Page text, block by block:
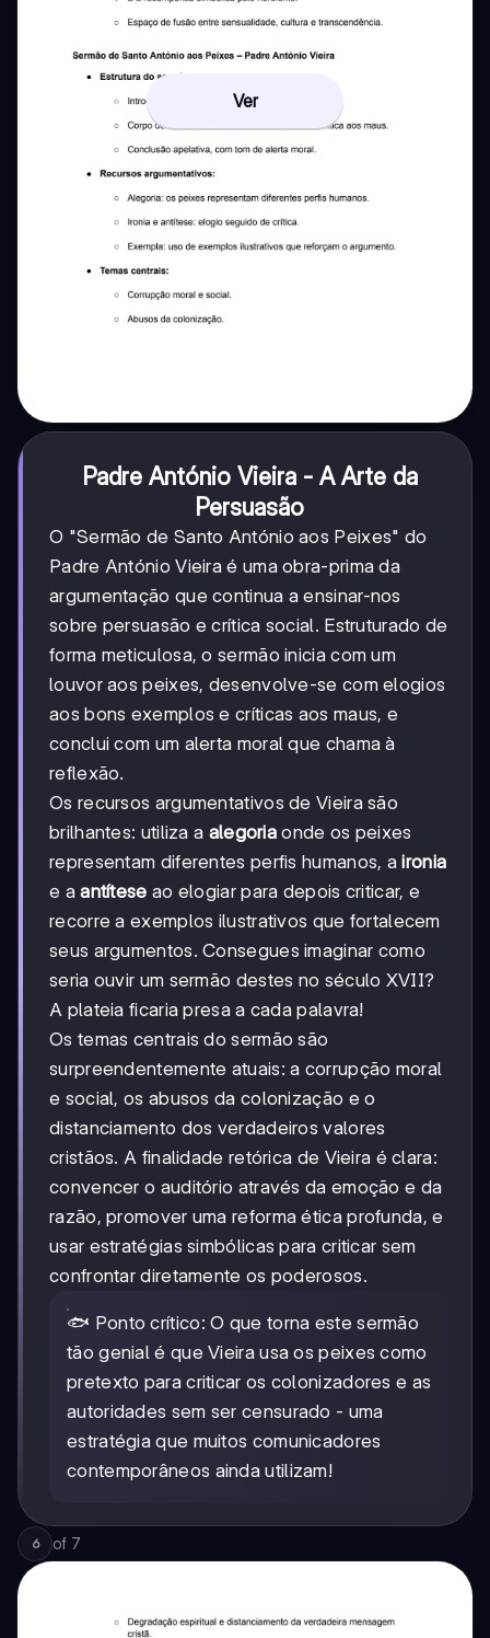
Ver
Padre António Vieira - A Arte da
Persuasão
O "Sermão de Santo António aos Peixes" do
Padre António Vieira é uma obra-prima da
argumentação que continua a ensinar-nos
sobre persuasão e crítica social. Estruturado de
forma meticulosa, o sermão inicia com um
louvor aos peixes, desenvolve-se com elogios
aos bons exemplos e críticas aos maus, e
conclui com um alerta moral que chama à
reflexão.
Os recursos argumentativos de Vieira são
brilhantes: utiliza a alegoria onde os peixes
representam diferentes perfis humanos, aironia
e aantítese ao elogiar para depois criticar, e
recorre a exemplos ilustrativos que fortalecem
seus argumentos. Consegues imaginar como
seria ouvir um sermão destes no século XVII?
A plateia ficaria presa a cada palavra!
Os temas centrais do sermão são
surpreendentemente atuais: a corrupção moral
e social, os abusos da colonização e o
distanciamento dos verdadeiros valores
cristãos. A finalidade retórica de Vieira é clara:
convencer o auditório através da emoção e da
razão, promover uma reforma ética profunda, e
usar estratégias simbólicas para criticar sem
confrontar diretamente os poderosos.
🐟 Ponto crítico: O que torna este sermão
tão genial é que Vieira usa os peixes como
pretexto para criticar os colonizadores e as
autoridades sem ser censurado - uma
estratégia que muitos comunicadores
contemporâneos ainda utilizam!
6 of 7